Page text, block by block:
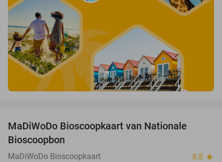
MaDiWoDo Bioscoopkaart van Nationale
Bioscoopbon
MaDiWoDo Bioscoopkaart 8.8 star